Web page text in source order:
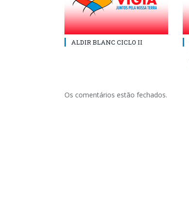
ALDIR BLANC CICLO II
Os comentários estão fechados.